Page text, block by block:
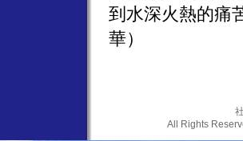
到水深火熱的痛
華）
All Rights